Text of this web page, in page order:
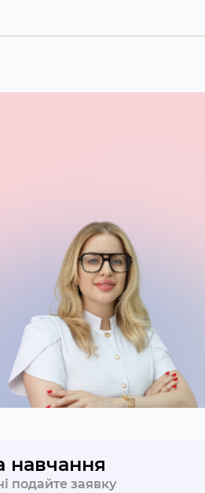
навчання
подайте заявку